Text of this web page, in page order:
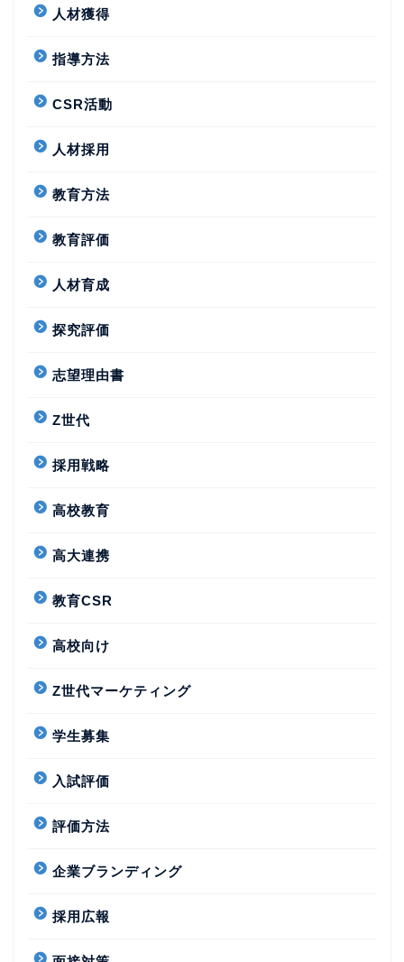
人材獲得
指導方法
CSR活動
人材採用
教育方法
教育評価
人材育成
探究評価
志望理由書
Z世代
採用戦略
高校教育
高大連携
教育CSR
高校向け
Z世代マーケティング
学生募集
入試評価
評価方法
企業ブランディング
採用広報